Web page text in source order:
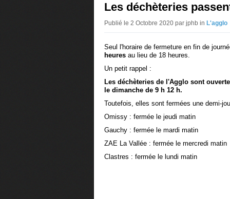
Les déchèteries
Publié le 2 Octobre 2020 par jphb in L'agglo
Seul l'horaire de fermeture en fin de
heures au lieu de 18 heures.
Un petit rappel :
Les déchèteries de l'Agglo sont
le dimanche de 9 h 12 h.
Toutefois, elles sont fermées une demi-
Omissy : fermée le jeudi matin
Gauchy : fermée le mardi matin
ZAE La Vallée : fermée le mercredi matin
Clastres : fermée le lundi matin